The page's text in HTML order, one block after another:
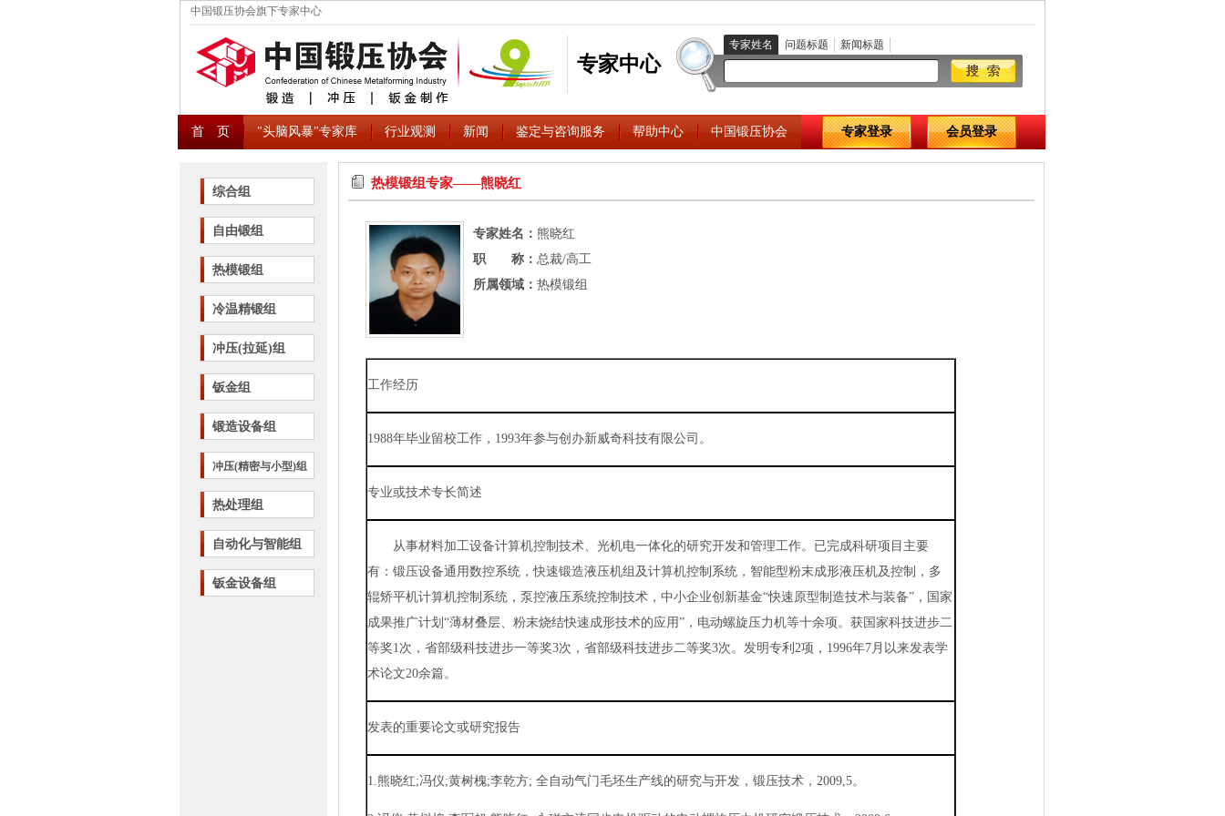
中国锻压协会旗下专家中心
专家中心
专家姓名 问题标题 新闻标题
首 页 "头脑风暴"专家库 行业观测 新闻 鉴定与咨询服务 帮助中心 中国锻压协会 专家登录 会员登录
综合组
自由锻组
热模锻组
冷温精锻组
冲压(拉延)组
钣金组
锻造设备组
冲压(精密与小型)组
热处理组
自动化与智能组
钣金设备组
热模锻组专家――熊晓红
专家姓名： 熊晓红
职 称： 总裁/高工
所属领域： 热模锻组
工作经历
1988年毕业留校工作， 1993年参与创办新威奇科技有限公司。
专业或技术专长简述
从事材料加工设备计算机控制技术、光机电一体化的研究开发和管理工作。已完成科研项目主要
有：锻压设备通用数控系统，快速锻造液压机组及计算机控制系统，智能型粉末成形液压机及控制，多
辊矫平机计算机控制系统，泵控液压系统控制技术，中小企业创新基金“快速原型制造技术与装备”，国家
成果推广计划“薄材叠层、粉末烧结快速成形技术的应用”，电动螺旋压力机等十余项。获国家科技进步二
等奖1次，省部级科技进步一等奖3次，省部级科技进步二等奖3次。发明专利2项， 1996年7月以来发表学
术论文20余篇。
发表的重要论文或研究报告
1.熊晓红;冯仪;黄树槐;李乾方;全自动气门毛坯生产线的研究与开发，锻压技术，2009,5。